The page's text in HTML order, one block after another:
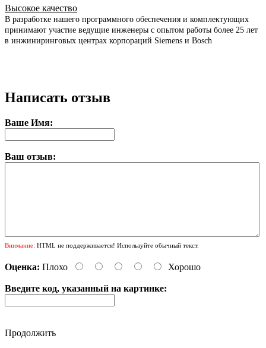
Высокое качество
В разработке нашего программного обеспечения и комплектующих
принимают участие ведущие инженеры с опытом работы более 25 лет
в инжиниринговых центрах корпораций Siemens и Bosch
Написать отзыв
Ваше Имя:
Ваш отзыв:
Внимание: HTML не поддерживается! Используйте обычный текст.
Оценка: Плохо Хорошо
Введите код, указанный на картинке:
Продолжить